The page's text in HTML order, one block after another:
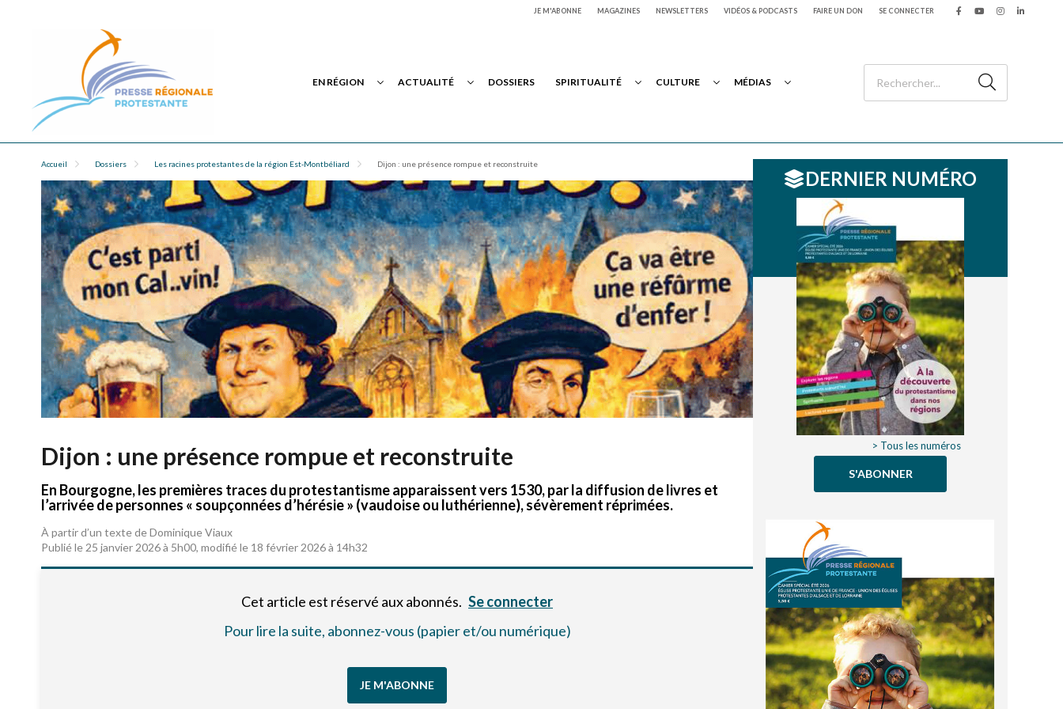
JE M'ABONNE MAGAZINES NEWSLETTERS VIDÉOS & PODCASTS FAIRE UN DON SE CONNECTER
EN RÉGION ACTUALITÉ DOSSIERS SPIRITUALITÉ CULTURE MÉDIAS
Accueil Dossiers Les racines protestantes de la région Est-Montbéliard Dijon : une présence rompue et reconstruite
Dijon : une présence rompue et reconstruite
En Bourgogne, les premières traces du protestantisme apparaissent vers 1530, par la diffusion de livres et
l’arrivée de personnes « soupçonnées d’hérésie » (vaudoise ou luthérienne), sévèrement réprimées.
À partir d’un texte de Dominique Viaux
Publié le 25 janvier 2026 à 5h00, modifié le 18 février 2026 à 14h32
Cet article est réservé aux abonnés. Se connecter
Pour lire la suite, abonnez-vous (papier et/ou numérique)
JE M'ABONNE
DERNIER NUMÉRO
> Tous les numéros
S'ABONNER